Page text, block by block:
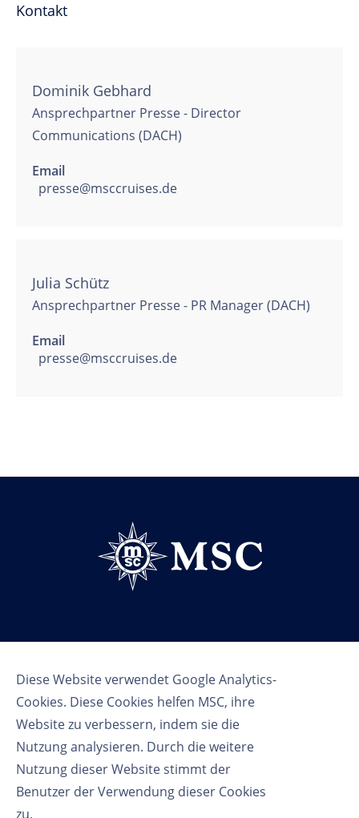
Diese Website verwendet Google Analytics-
Cookies. Diese Cookies helfen MSC, ihre
Website zu verbessern, indem sie die
Nutzung analysieren. Durch die weitere
Nutzung dieser Website stimmt der
Benutzer der Verwendung dieser Cookies
zu.
Kontakt
Dominik Gebhard
Ansprechpartner Presse - Director
Communications (DACH)
Email
presse@msccruises.de
Julia Schütz
Ansprechpartner Presse - PR Manager (DACH)
Email
presse@msccruises.de
Follow us
Nutzungsbedingungen